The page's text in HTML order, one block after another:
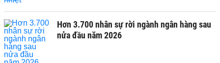
Hơn 3.700 nhân sự rời ngành ngân hàng sau
nửa đầu năm 2026